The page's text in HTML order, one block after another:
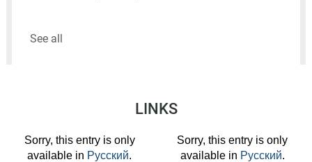
See all
LINKS
Sorry, this entry is only
available in Русский.
Sorry, this entry is only
available in Русский.